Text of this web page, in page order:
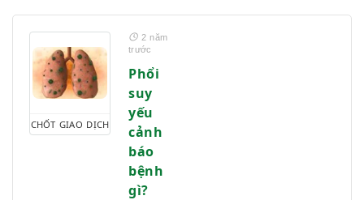
CHỐT GIAO DỊCH
2 năm
trước
Phổi
suy
yếu
cảnh
báo
bệnh
gì?